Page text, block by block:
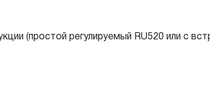
(простой регулируемый RU520 или с